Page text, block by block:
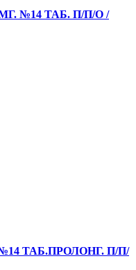
№14 ТАБ. П/П/О /
ТАБ.ПРОЛОНГ. П/П/